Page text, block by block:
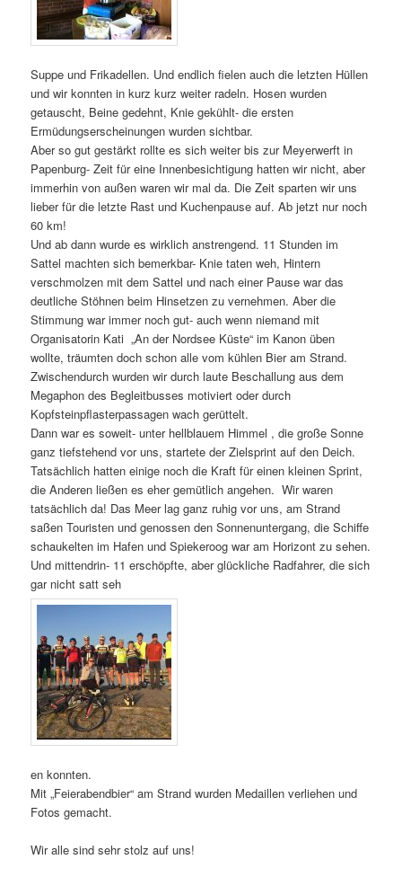
Suppe und Frikadellen. Und endlich fielen auch die letzten Hüllen
und wir konnten in kurz kurz weiter radeln. Hosen wurden
getauscht, Beine gedehnt, Knie gekühlt- die ersten
Ermüdungserscheinungen wurden sichtbar.
Aber so gut gestärkt rollte es sich weiter bis zur Meyerwerft in
Papenburg- Zeit für eine Innenbesichtigung hatten wir nicht, aber
immerhin von außen waren wir mal da. Die Zeit sparten wir uns
lieber für die letzte Rast und Kuchenpause auf. Ab jetzt nur noch
60 km!
Und ab dann wurde es wirklich anstrengend. 11 Stunden im
Sattel machten sich bemerkbar- Knie taten weh, Hintern
verschmolzen mit dem Sattel und nach einer Pause war das
deutliche Stöhnen beim Hinsetzen zu vernehmen. Aber die
Stimmung war immer noch gut- auch wenn niemand mit
Organisatorin Kati „An der Nordsee Küste“ im Kanon üben
wollte, träumten doch schon alle vom kühlen Bier am Strand.
Zwischendurch wurden wir durch laute Beschallung aus dem
Megaphon des Begleitbusses motiviert oder durch
Kopfsteinpflasterpassagen wach gerüttelt.
Dann war es soweit- unter hellblauem Himmel , die große Sonne
ganz tiefstehend vor uns, startete der Zielsprint auf den Deich.
Tatsächlich hatten einige noch die Kraft für einen kleinen Sprint,
die Anderen ließen es eher gemütlich angehen. Wir waren
tatsächlich da! Das Meer lag ganz ruhig vor uns, am Strand
saßen Touristen und genossen den Sonnenuntergang, die Schiffe
schaukelten im Hafen und Spiekeroog war am Horizont zu sehen.
Und mittendrin- 11 erschöpfte, aber glückliche Radfahrer, die sich
gar nicht satt seh
en konnten.
Mit „Feierabendbier“ am Strand wurden Medaillen verliehen und
Fotos gemacht.
Wir alle sind sehr stolz auf uns!